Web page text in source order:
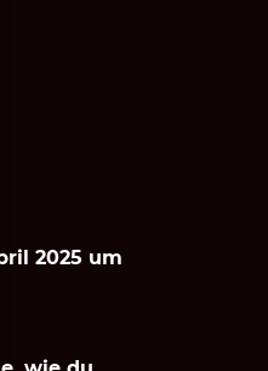
2025 um